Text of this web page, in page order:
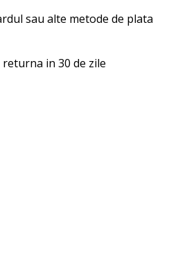
sau alte metode de plata
in 30 de zile